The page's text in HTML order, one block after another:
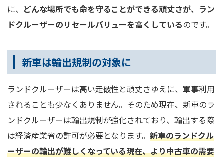
に、 どんな場所でも命を守ることができる頑丈さが、ラン
ドクルーザーのリセールバリューを高くしているのです。
新車は輸出規制の対象に
ランドクルーザーは高い走破性と頑丈さゆえに、軍事利用
されることも少なくありません。そのため現在、新車のラ
ンドクルーザーは輸出規制が強化されており、輸出する際
は経済産業省の許可が必要となります。 新車のランドクル
ーザーの輸出が難しくなっている現在、より中古車の需要